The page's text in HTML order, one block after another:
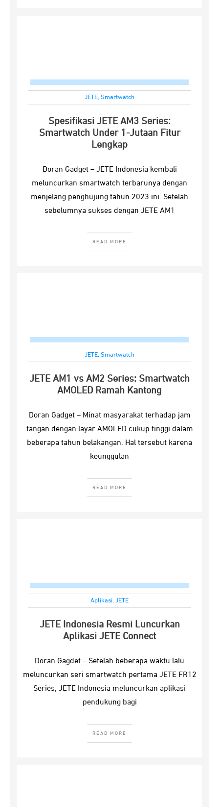
JETE, Smartwatch
Spesifikasi JETE AM3 Series:
Smartwatch Under 1-Jutaan Fitur
Lengkap
Doran Gadget – JETE Indonesia kembali
meluncurkan smartwatch terbarunya dengan
menjelang penghujung tahun 2023 ini. Setelah
sebelumnya sukses dengan JETE AM1
READ MORE
JETE, Smartwatch
JETE AM1 vs AM2 Series: Smartwatch
AMOLED Ramah Kantong
Doran Gadget – Minat masyarakat terhadap jam
tangan dengan layar AMOLED cukup tinggi dalam
beberapa tahun belakangan. Hal tersebut karena
keunggulan
READ MORE
Aplikasi, JETE
JETE Indonesia Resmi Luncurkan
Aplikasi JETE Connect
Doran Gagdet – Setelah beberapa waktu lalu
meluncurkan seri smartwatch pertama JETE FR12
Series, JETE Indonesia meluncurkan aplikasi
pendukung bagi
READ MORE